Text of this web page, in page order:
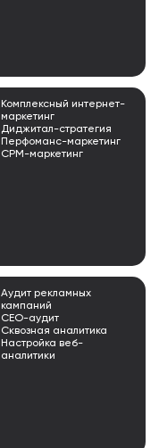
Комплексный интернет-
маркетинг
Диджитал-стратегия
Перфоманс-маркетинг
СРМ-маркетинг
Аудит рекламных
кампаний
СЕО-аудит
Сквозная аналитика
Настройка веб-
аналитики